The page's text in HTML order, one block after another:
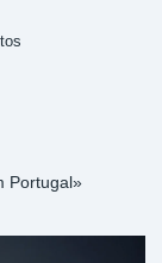
Portugal»